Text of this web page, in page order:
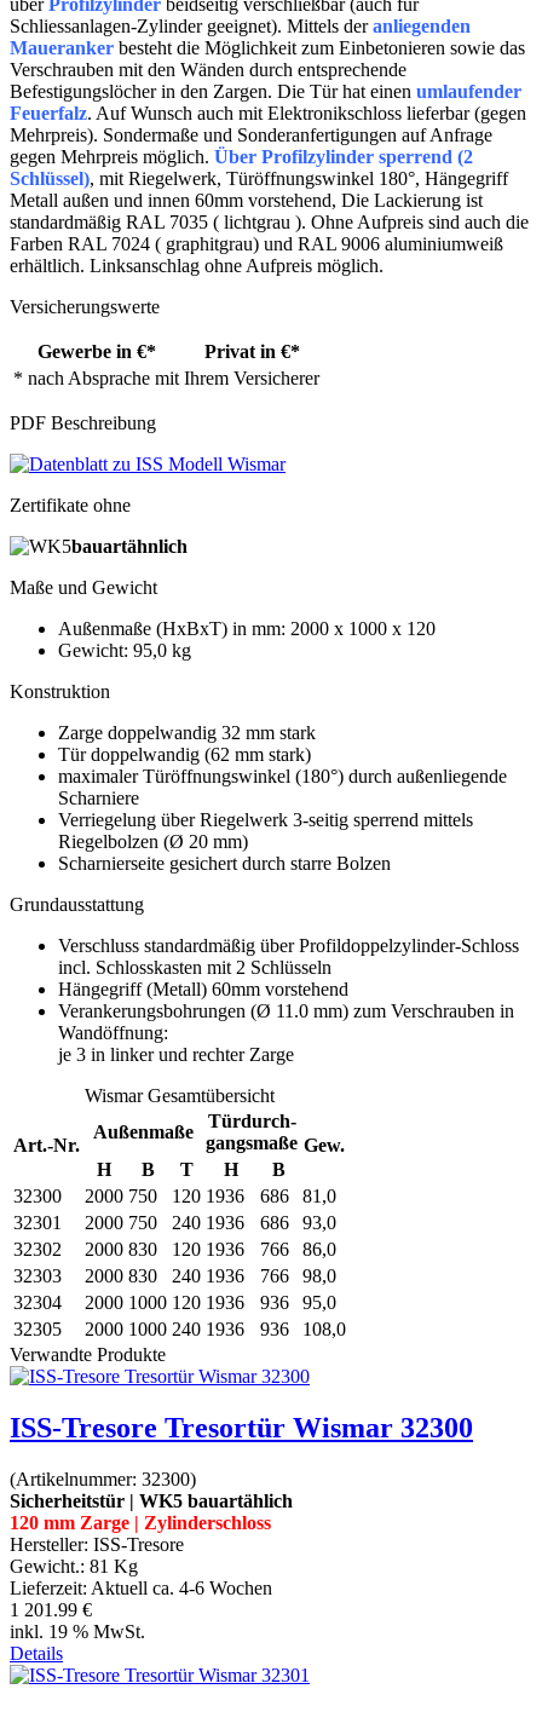
Schliessanlagen-Zylinder geeignet). Mittels deranliegenden
Maueranker besteht die Möglichkeit zum Einbetonieren sowie das
Verschrauben mit den Wänden durch entsprechende
Befestigungslöcher in den Zargen. Die Tür hat einen umlaufender
Feuerfalz. Auf Wunsch auch mit Elektronikschloss lieferbar (gegen
Mehrpreis). Sondermaße und Sonderanfertigungen auf Anfrage
gegen Mehrpreis möglich. Über Profilzylinder sperrend (2
Schlüssel), mit Riegelwerk, Türöffnungswinkel 180°, Hängegriff
Metall außen und innen 60mm vorstehend, Die Lackierung ist
standardmäßig RAL 7035 ( lichtgrau ). Ohne Aufpreis sind auch die
Farben RAL 7024 ( graphitgrau) und RAL 9006 aluminiumweiß
erhältlich. Linksanschlag ohne Aufpreis möglich.
Versicherungswerte
Gewerbe in €*
Privat in €*
* nach Absprache mit Ihrem Versicherer
PDF Beschreibung
Zertifikate ohne
bauartähnlich
Maße und Gewicht
Außenmaße (HxBxT) in mm: 2000 x 1000 x 120
Gewicht: 95,0 kg
Konstruktion
Zarge doppelwandig 32 mm stark
Tür doppelwandig (62 mm stark)
maximaler Türöffnungswinkel (180°) durch außenliegende
Scharniere
Verriegelung über Riegelwerk 3-seitig sperrend mittels
Riegelbolzen (Ø 20 mm)
Scharnierseite gesichert durch starre Bolzen
Grundausstattung
Verschluss standardmäßig über Profildoppelzylinder-Schloss
incl. Schlosskasten mit 2 Schlüsseln
Hängegriff (Metall) 60mm vorstehend
Verankerungsbohrungen (Ø 11.0 mm) zum Verschrauben in
Wandöffnung:
je 3 in linker und rechter Zarge
Wismar Gesamtübersicht
Art.-Nr.
Außenmaße
Türdurch-
gangsmaße Gew.
H
B T H
B
32300
2000 750 120 1936 686
81,0
32301
2000 750 240 1936 686
93,0
32302
2000 830 120 1936 766
86,0
32303
2000 830 240 1936 766
98,0
32304
2000 1000 120 1936 936
95,0
32305
2000 1000 240 1936 936
108,0
Verwandte Produkte
ISS-Tresore Tresortür Wismar 32300
(Artikelnummer: 32300)
Sicherheitstür | WK5 bauartählich
120 mm Zarge | Zylinderschloss
Hersteller: ISS-Tresore
Gewicht.: 81 Kg
Lieferzeit: Aktuell ca. 4-6 Wochen
1 201.99 €
inkl. 19 % MwSt.
Details